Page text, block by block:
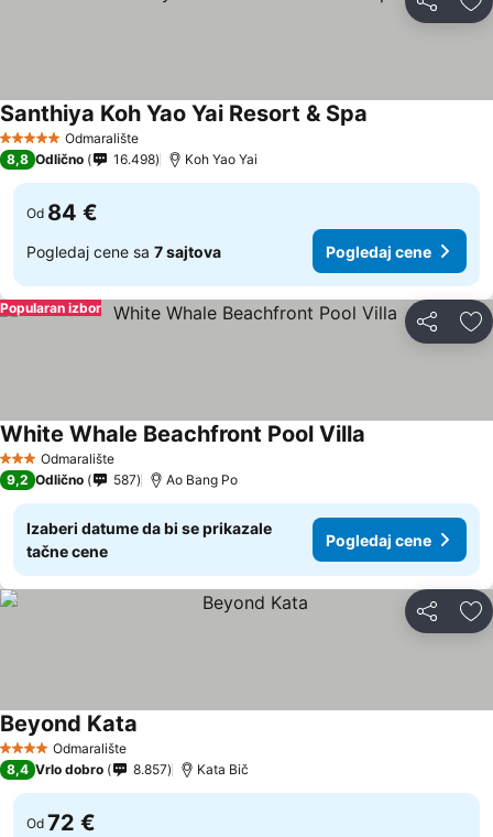
Deli
5 ZvezdiceOdmaralište
Santhiya Koh Yao Yai Resort & Spa
8,8 Odlično 16.498 Koh Yao Yai
Od 84 €
Pogledaj cene sa 7 sajtova Pogledaj cene
Deli
Popularan izbor
3 ZvezdiceOdmaralište
White Whale Beachfront Pool Villa
9,2 Odlično 587 Ao Bang Po
Izaberi datume da bi se prikazale
tačne cene
Pogledaj cene
Deli
4 ZvezdiceOdmaralište
Beyond Kata
8,4 Vrlo dobro 8.857 Kata Bič
Od 72 €